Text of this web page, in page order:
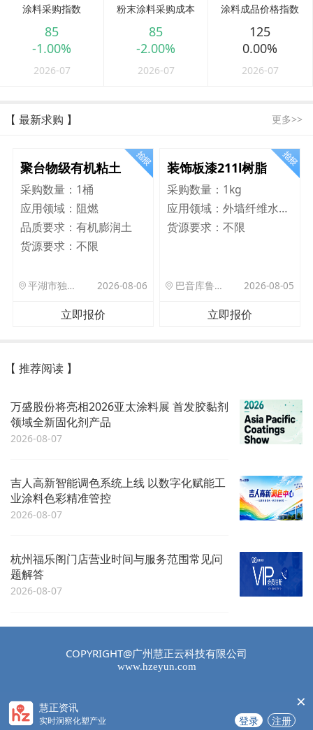
涂料采购指数
85
-1.00%
2026-07
粉末涂料采购成本
85
-2.00%
2026-07
涂料成品价格指数
125
0.00%
2026-07
【 最新求购 】 更多>>
聚台物级有机粘土
采购数量： 1桶
应用领域： 阻燃
品质要求： 有机膨润土
货源要求： 不限
平湖市独山港镇集港路 589 号 2026-08-06
立即报价
装饰板漆211l树脂
采购数量： 1kg
应用领域：
外墙纤维水泥板
货源要求：不限
巴音库鲁提镇,托帕口岸六号库房 2026-08-05
立即报价
【 推荐阅读 】
万盛股份将亮相2026亚太涂料展 首发胶黏剂
领域全新固化剂产品
2026-08-07
吉人高新智能调色系统上线 以数字化赋能工
业涂料色彩精准管控
2026-08-07
杭州福乐阁门店营业时间与服务范围常见问
题解答
2026-08-07
COPYRIGHT@广州慧正云科技有限公司
www.hzeyun.com
慧正资讯
实时洞察化塑产业 登录 注册
×